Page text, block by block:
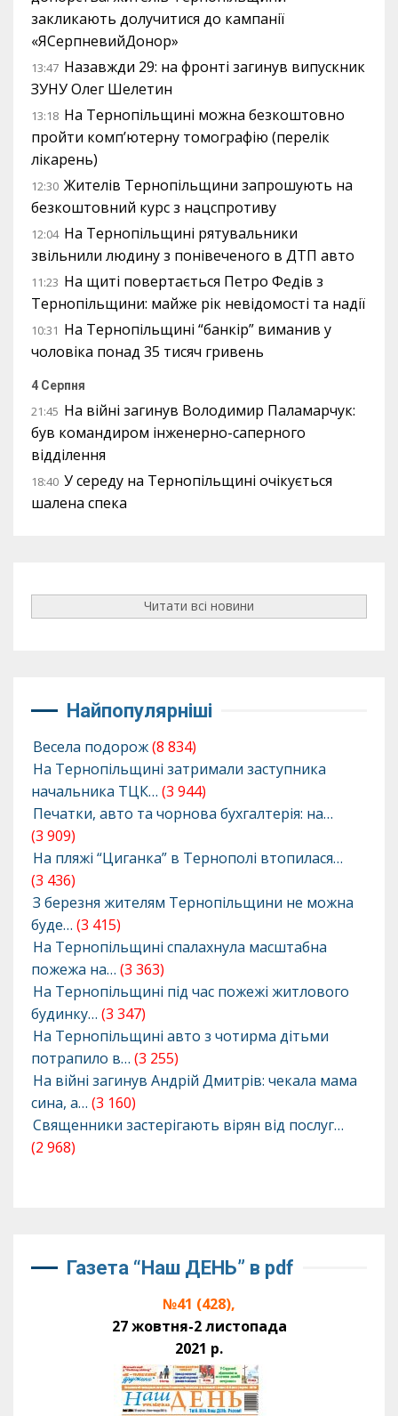
закликають долучитися до кампанії
«ЯСерпневийДонор»
13:47 Назавжди 29: на фронті загинув випускник
ЗУНУ Олег Шелетин
13:18 На Тернопільщині можна безкоштовно
пройти комп’ютерну томографію (перелік
лікарень)
12:30 Жителів Тернопільщини запрошують на
безкоштовний курс з нацспротиву
12:04 На Тернопільщині рятувальники
звільнили людину з понівеченого в ДТП авто
11:23 На щиті повертається Петро Федів з
Тернопільщини: майже рік невідомості та надії
10:31 На Тернопільщині “банкір” виманив у
чоловіка понад 35 тисяч гривень
4 Серпня
21:45 На війні загинув Володимир Паламарчук:
був командиром інженерно-саперного
відділення
18:40 У середу на Тернопільщині очікується
шалена спека
Читати всі новини
Найпопулярніші
Весела подорож(8 834)
На Тернопільщині затримали заступника
начальника ТЦК… (3 944)
Печатки, авто та чорнова бухгалтерія: на…
(3 909)
На пляжі “Циганка” в Тернополі втопилася…
(3 436)
З березня жителям Тернопільщини не можна
буде… (3 415)
На Тернопільщині спалахнула масштабна
пожежа на… (3 363)
На Тернопільщині під час пожежі житлового
будинку… (3 347)
На Тернопільщині авто з чотирма дітьми
потрапило в… (3 255)
На війні загинув Андрій Дмитрів: чекала мама
сина, а… (3 160)
Священники застерігають вірян від послуг…
(2 968)
Газета “Наш ДЕНЬ” в pdf
№41 (428),
27 жовтня-2 листопада
2021 р.